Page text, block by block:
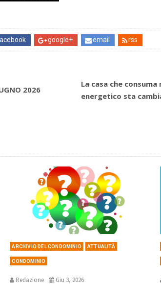
google+ email rss
2026
La casa che
energetico sta
ARCHIVIO DEL CONDOMINIO ATTUALITÀ
CONDOMINIO
Redazione Giu 3, 2026